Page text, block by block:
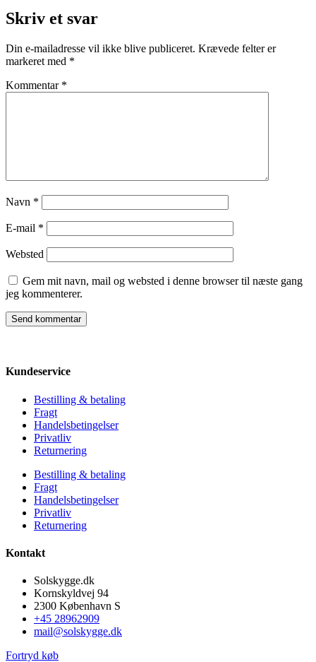
Skriv et svar
Din e-mailadresse vil ikke blive publiceret. Krævede felter er
markeret med *
Kommentar *
Navn *
E-mail *
Websted
Gem mit navn, mail og websted i denne browser til næste gang
jeg kommenterer.
Kundeservice
Bestilling & betaling
Fragt
Handelsbetingelser
Privatliv
Returnering
Bestilling & betaling
Fragt
Handelsbetingelser
Privatliv
Returnering
Kontakt
Solskygge.dk
Kornskyldvej 94
2300 København S
+45 28962909
mail@solskygge.dk
Fortryd køb